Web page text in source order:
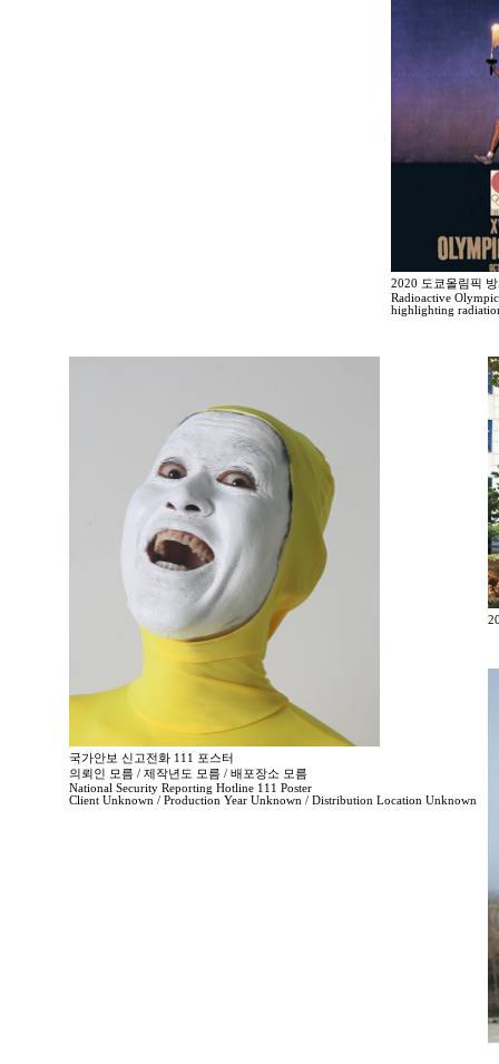
2020 도쿄올림픽
Radioactive
highlighting
국가안보 신고전화 111 포스터
의뢰인 모름 / 제작년도 모름 / 배포장소 모름
National Security Reporting Hotline 111 Poster
Client Unknown / Production Year Unknown / Distribution Location Unknown